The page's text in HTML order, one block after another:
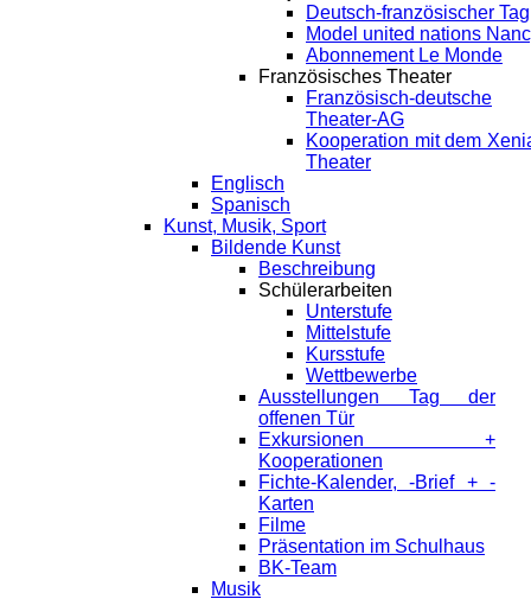
Deutsch-französischer Tag
Model united nations
Abonnement Le Monde
Französisches Theater
Französisch-deutsche
Theater-AG
Kooperation mit dem
Theater
Englisch
Spanisch
Kunst, Musik, Sport
Bildende Kunst
Beschreibung
Schülerarbeiten
Unterstufe
Mittelstufe
Kursstufe
Wettbewerbe
Ausstellungen Tag der
offenen Tür
Exkursionen +
Kooperationen
Fichte-Kalender, -Brief + -
Karten
Filme
Präsentation im Schulhaus
BK-Team
Musik